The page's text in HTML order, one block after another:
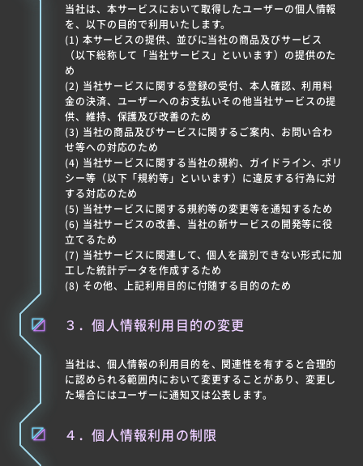
当社は、本サービスにおいて取得したユーザーの個人情報
を、以下の目的で利用いたします。
(1) 本サービスの提供、並びに当社の商品及びサービス
（以下総称して「当社サービス」といいます）の提供のた
め
(2) 当社サービスに関する登録の受付、本人確認、利用料
金の決済、ユーザーへのお支払いその他当社サービスの提
供、維持、保護及び改善のため
(3) 当社の商品及びサービスに関するご案内、お問い合わ
せ等への対応のため
(4) 当社サービスに関する当社の規約、ガイドライン、ポリ
シー等（以下「規約等」といいます）に違反する行為に対
する対応のため
(5) 当社サービスに関する規約等の変更等を通知するため
(6) 当社サービスの改善、当社の新サービスの開発等に役
立てるため
(7) 当社サービスに関連して、個人を識別できない形式に加
工した統計データを作成するため
(8) その他、上記利用目的に付随する目的のため
３．個人情報利用目的の変更
当社は、個人情報の利用目的を、関連性を有すると合理的
に認められる範囲内において変更することがあり、変更し
た場合にはユーザーに通知又は公表します。
４．個人情報利用の制限